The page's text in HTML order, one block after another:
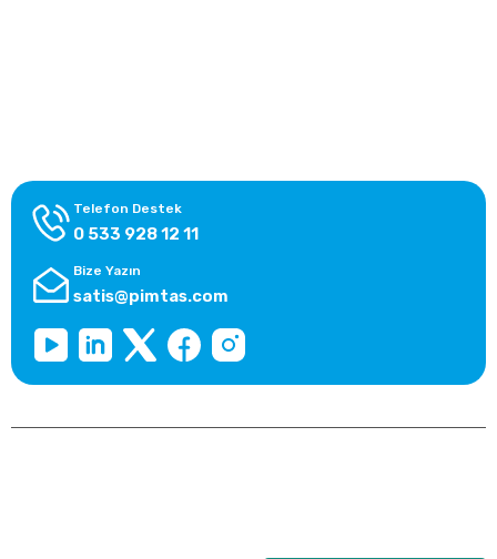
Telefon Destek
0 533 928 12 11
Bize Yazın
satis@pimtas.com